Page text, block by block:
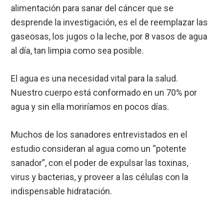
alimentación para sanar del cáncer que se
desprende la investigación, es el de reemplazar las
gaseosas, los jugos o la leche, por 8 vasos de agua
al día, tan limpia como sea posible.
El agua es una necesidad vital para la salud.
Nuestro cuerpo está conformado en un 70% por
agua y sin ella moriríamos en pocos días.
Muchos de los sanadores entrevistados en el
estudio consideran al agua como un “potente
sanador”, con el poder de expulsar las toxinas,
virus y bacterias, y proveer a las células con la
indispensable hidratación.